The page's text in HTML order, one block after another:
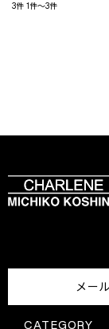
3件 1件～3件
CATEGORY
メー